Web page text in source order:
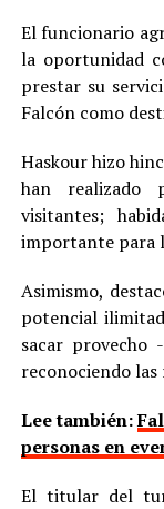
El funcionario
la oportunidad
prestar su
Falcón como
Haskour hizo
han realizado
visitantes;
importante para
Asimismo,
potencial
sacar provecho
reconociendo las
Lee también:
personas en
El titular del